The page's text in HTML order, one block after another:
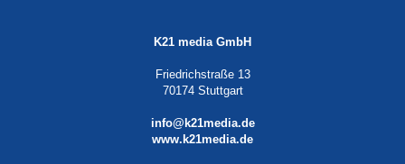
K21 media GmbH
Friedrichstraße 13
70174 Stuttgart
info@k21media.de
www.k21media.de